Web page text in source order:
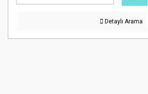
Detaylı Arama